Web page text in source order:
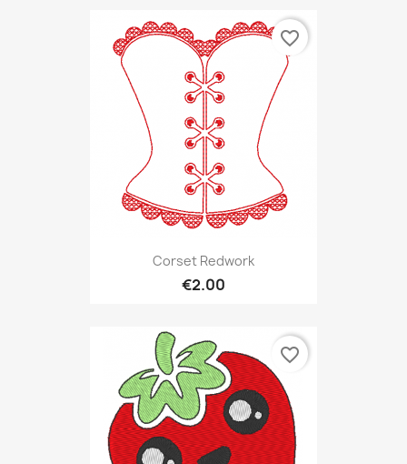
Corset Redwork
€2.00
favorite_border
favorite_border